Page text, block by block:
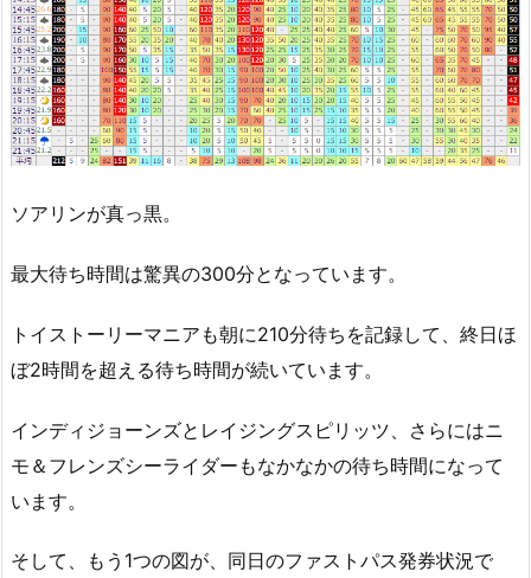
ソアリンが真っ黒。
最大待ち時間は驚異の300分となっています。
トイストーリーマニアも朝に210分待ちを記録して、終日ほ
ぼ2時間を超える待ち時間が続いています。
インディジョーンズとレイジングスピリッツ、さらにはニ
モ＆フレンズシーライダーもなかなかの待ち時間になって
います。
そして、もう1つの図が、同日のファストパス発券状況で